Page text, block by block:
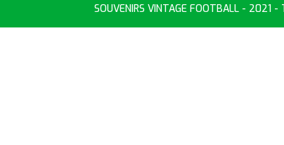
SOUVENIRS VINTAGE FOOTBALL -